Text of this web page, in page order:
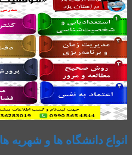
انواع دانشگاه ها و شهریه ها